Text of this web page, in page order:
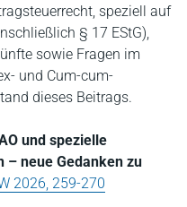
speziell auf
§ 17 EStG),
sowie Fragen im
und Cum-cum-
dieses Beitrags.
und spezielle
– neue Gedanken zu
2026, 259-270